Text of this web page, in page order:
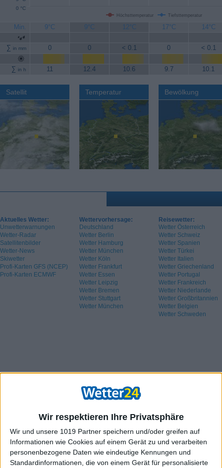
Wir respektieren Ihre Privatsphäre
Wir und unsere 1019 Partner speichern und/oder greifen auf
Informationen wie Cookies auf einem Gerät zu und verarbeiten
personenbezogene Daten wie eindeutige Kennungen und
Standardinformationen, die von einem Gerät für personalisierte
Höchsttemperatur Tiefsttemperatur
0 °C
Min. 9°C 9°C 12°C 17°C 14°C
∑ in mm 0 0 < 0.1 0 < 0.1
∑ in h 11 12.4 10.6 9.7 10.1
Satellit Temperatur Bewölkung
Aktuelles Wetter:
Unwetterwarnungen
Wetter-Radar
Satellitenbilder
Wetter-News
Skiwetter
Profi-Karten GFS (NCEP)
Profi-Karten ECMWF
Wettervorhersage:
Deutschland
Wetter Berlin
Wetter Hamburg
Wetter München
Wetter Köln
Wetter Frankfurt
Wetter Essen
Wetter Leipzig
Wetter Bremen
Wetter Stuttgart
Wetter München
Reisewetter:
Wetter Österreich
Wetter Schweiz
Wetter Spanien
Wetter Türkei
Wetter Italien
Wetter Griechenland
Wetter Portugal
Wetter Frankreich
Wetter Niederlande
Wetter Großbritannien
Wetter Belgien
Wetter Schweden